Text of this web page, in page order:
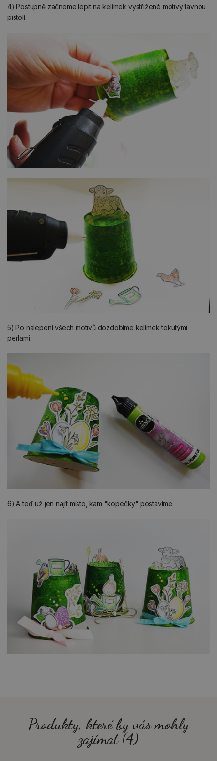
4) Postupně začneme lepit na kelímek vystřižené motivy tavnou
pistolí.
5) Po nalepení všech motivů dozdobíme kelímek tekutými
perlami.
6) A teď už jen najít místo, kam "kopečky" postavíme.
Produkty, které by vás mohly
zajímat (4)